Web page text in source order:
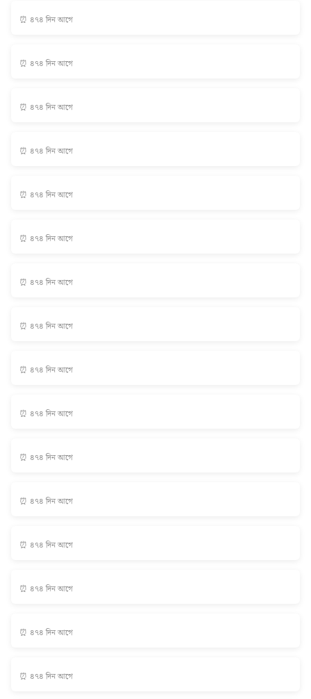
⏰ ৪৭৪ দিন আগে
⏰ ৪৭৪ দিন আগে
⏰ ৪৭৪ দিন আগে
⏰ ৪৭৪ দিন আগে
⏰ ৪৭৪ দিন আগে
⏰ ৪৭৪ দিন আগে
⏰ ৪৭৪ দিন আগে
⏰ ৪৭৪ দিন আগে
⏰ ৪৭৪ দিন আগে
⏰ ৪৭৪ দিন আগে
⏰ ৪৭৪ দিন আগে
⏰ ৪৭৪ দিন আগে
⏰ ৪৭৪ দিন আগে
⏰ ৪৭৪ দিন আগে
⏰ ৪৭৪ দিন আগে
⏰ ৪৭৪ দিন আগে